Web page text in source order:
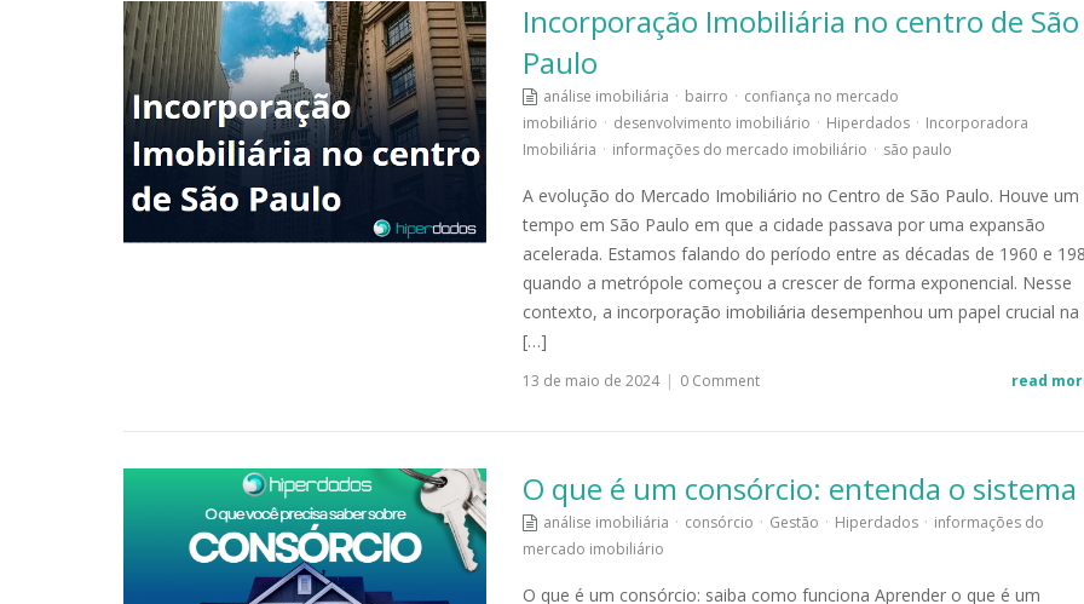
Incorporação Imobiliária no centro de São
Paulo
análise imobiliária · bairro · confiança no mercado
imobiliário · desenvolvimento imobiliário · Hiperdados · Incorporadora
Imobiliária · informações do mercado imobiliário · são paulo
A evolução do Mercado Imobiliário no Centro de São Paulo. Houve um
tempo em São Paulo em que a cidade passava por uma expansão
acelerada. Estamos falando do período entre as décadas de 1960 e
quando a metrópole começou a crescer de forma exponencial. Nesse
contexto, a incorporação imobiliária desempenhou um papel crucial na
[…]
13 de maio de 2024 | 0 Comment read
O que é um consórcio: entenda o sistema
análise imobiliária · consórcio · Gestão · Hiperdados · informações do
mercado imobiliário
O que é um consórcio: saiba como funciona Aprender o que é um